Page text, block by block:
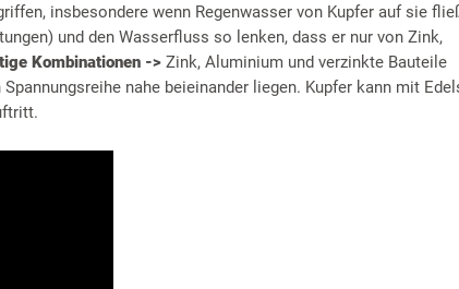
insbesondere wenn Regenwasser von Kupfer auf sie
und den Wasserfluss so lenken, dass er nur von Zink,
Kombinationen -> Zink, Aluminium und verzinkte Bauteile
nahe beieinander liegen. Kupfer kann mit